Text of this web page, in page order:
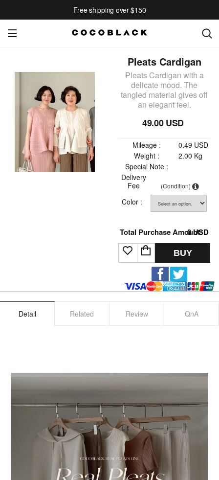
Free shipping over $150
Pleats Cardigan
Pleats Cardigan with a
delicate mood. The
tangled material gives off
an elegant feel.
49.00 USD
Mileage :
0.49 USD
Weight :
2.00 Kg
Special Note :
Delivery
Fee
(Condition)
Color :
Total Purchase Amount:
0USD
BUY
Detail Related Review QnA